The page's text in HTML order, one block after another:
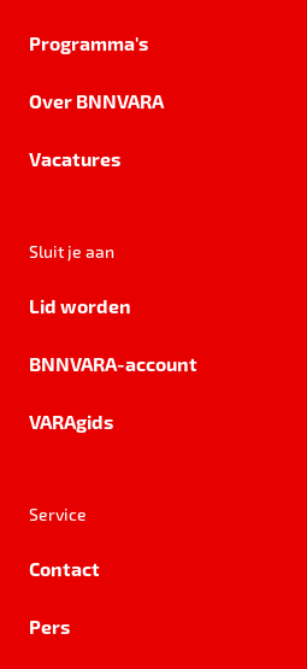
Programma's
Over BNNVARA
Vacatures
Sluit je aan
Lid worden
BNNVARA-account
VARAgids
Service
Contact
Pers